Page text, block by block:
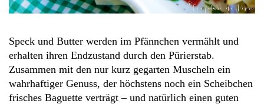
Speck und Butter werden im Pfännchen vermählt und
erhalten ihren Endzustand durch den Pürierstab.
Zusammen mit den nur kurz gegarten Muscheln ein
wahrhaftiger Genuss, der höchstens noch ein Scheibchen
frisches Baguette verträgt – und natürlich einen guten